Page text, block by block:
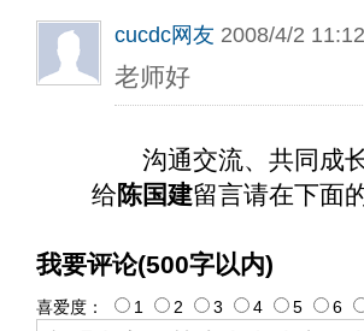
cucdc网友 2008/4/2
老师好
沟通交流、共同成
给陈国建留言请在下面
我要评论(500字以内)
喜爱度： 1 2 3 4 5 6